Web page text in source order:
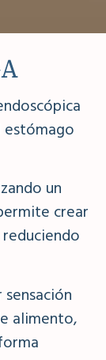
un
crear
alimento,